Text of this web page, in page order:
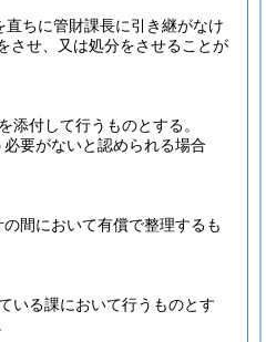
ちに管財課長に引き継がなけ
させ、又は処分をさせることが
付して行うものとする。
要がないと認められる場合
間において有償で整理するも
いる課において行うものとす